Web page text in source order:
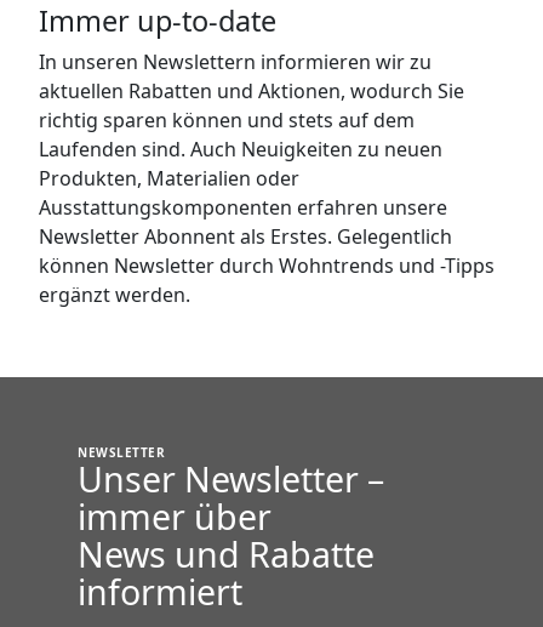
Immer up-to-date
In unseren Newslettern informieren wir zu
aktuellen Rabatten und Aktionen, wodurch Sie
richtig sparen können und stets auf dem
Laufenden sind. Auch Neuigkeiten zu neuen
Produkten, Materialien oder
Ausstattungskomponenten erfahren unsere
Newsletter Abonnent als Erstes. Gelegentlich
können Newsletter durch Wohntrends und -Tipps
ergänzt werden.
NEWSLETTER
Unser Newsletter –
immer über
News und Rabatte
informiert